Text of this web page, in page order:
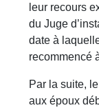
leur recours
du Juge
date à
recommencé
Par la suite,
aux époux